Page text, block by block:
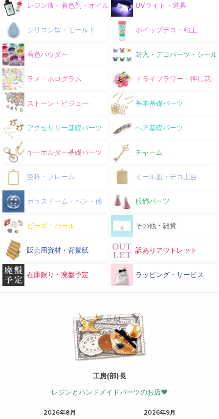
レジン液・着色剤・オイル UVライト・道具
シリコン型・モールド ホイップデコ・粘土
着色パウダー 封入・デコパーツ・シール
ラメ・ホログラム ドライフラワー・押し花
ストーン・ビジュー 基本基礎パーツ
アクセサリー基礎パーツ ヘア基礎パーツ
キーホルダー基礎パーツ チャーム
空枠・フレーム ミール皿・デコ土台
ガラスドーム・ペン・他 服飾パーツ
ビーズ・パール その他・雑貨
販売用資材・背景紙 訳ありアウトレット
在庫限り・廃盤予定 ラッピング・サービス
工房(部)長
レジンとハンドメイドパーツのお店♥
2026年8月
2026年9月